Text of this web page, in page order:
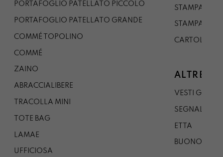
PORTAFOGLIO PATELLATO PICCOLO
PORTAFOGLIO PATELLATO GRANDE
COMMÉ TOPOLINO
COMMÉ
ZAINO
ABRACCIALIBERE
TRACOLLA MINI
TOTE BAG
LAMAE
UFFICIOSA
STAMPA A1
STAMPA A0
CARTOLINA
ALTRE
VESTI
SEGNALIBRO
ETTA
BUONO